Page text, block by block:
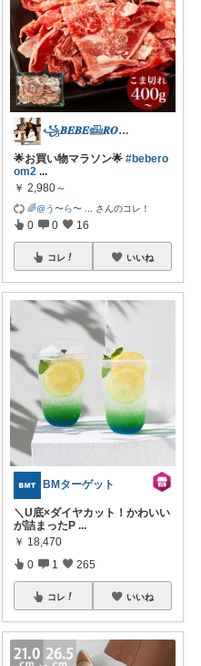
꧁𝑩𝑬𝑩𝑬𓊝𝑹𝑶𝑶𝑴꧂
🌟お買い物マラソン🌟 #bebero
om2 ...
￥ 2,980～
🌈@う〜ら〜 さんのコレ！
0 0 16
コレ いいね
BMターゲット
＼U底×ダイヤカット！かわいい
が詰まったP ...
￥ 18,470
0 1 265
コレ いいね